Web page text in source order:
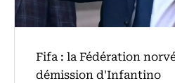
Fifa : la Fédération
démission d'Infantino